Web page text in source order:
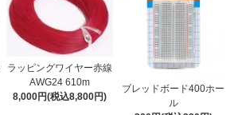
ラッピングワイヤー赤線
AWG24 610m
8,000円(税込8,800円)
ブレッドボード400ホー
ル